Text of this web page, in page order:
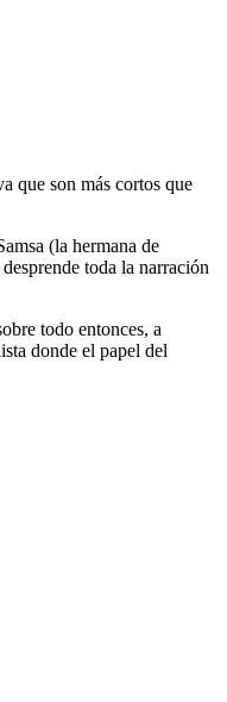
que son más cortos que
(la hermana de
toda la narración
todo entonces, a
donde el papel del